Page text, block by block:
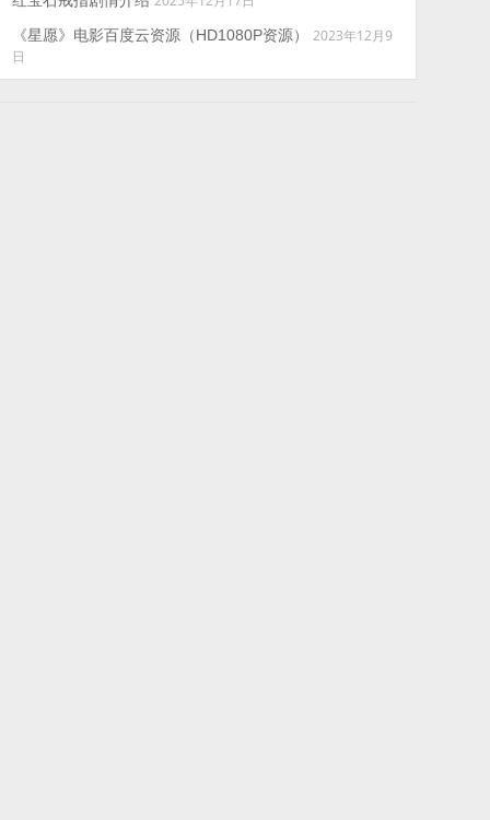
《星愿》电影百度云资源（HD1080P资源）
2023年12月9
日